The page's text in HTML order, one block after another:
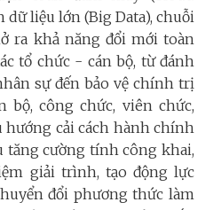
liệu lớn (Big Data), chuỗi
ra khả năng đổi mới toàn
tổ chức - cán bộ, từ đánh
sự đến bảo vệ chính trị
bộ, công chức, viên chức,
hướng cải cách hành chính
tăng cường tính công khai,
giải trình, tạo động lực
đổi phương thức làm